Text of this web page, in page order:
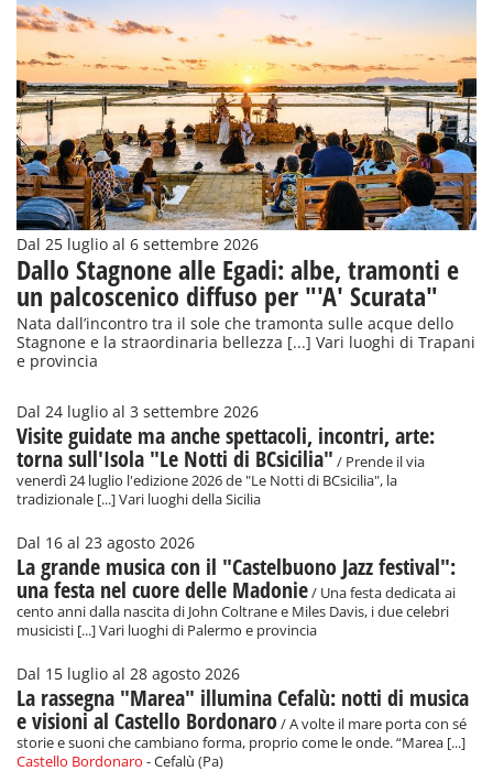
Dal 25 luglio al 6 settembre 2026
Dallo Stagnone alle Egadi: albe, tramonti e
un palcoscenico diffuso per "'A' Scurata"
Nata dall’incontro tra il sole che tramonta sulle acque dello
Stagnone e la straordinaria bellezza [...] Vari luoghi di Trapani
e provincia
Dal 24 luglio al 3 settembre 2026
Visite guidate ma anche spettacoli, incontri, arte:
torna sull'Isola "Le Notti di BCsicilia" / Prende il via
venerdì 24 luglio l'edizione 2026 de "Le Notti di BCsicilia", la
tradizionale [...] Vari luoghi della Sicilia
Dal 16 al 23 agosto 2026
La grande musica con il "Castelbuono Jazz festival":
una festa nel cuore delle Madonie/ Una festa dedicata ai
cento anni dalla nascita di John Coltrane e Miles Davis, i due celebri
musicisti [...] Vari luoghi di Palermo e provincia
Dal 15 luglio al 28 agosto 2026
La rassegna "Marea" illumina Cefalù: notti di musica
e visioni al Castello Bordonaro/ A volte il mare porta con sé
storie e suoni che cambiano forma, proprio come le onde. “Marea [...]
Castello Bordonaro - Cefalù (Pa)